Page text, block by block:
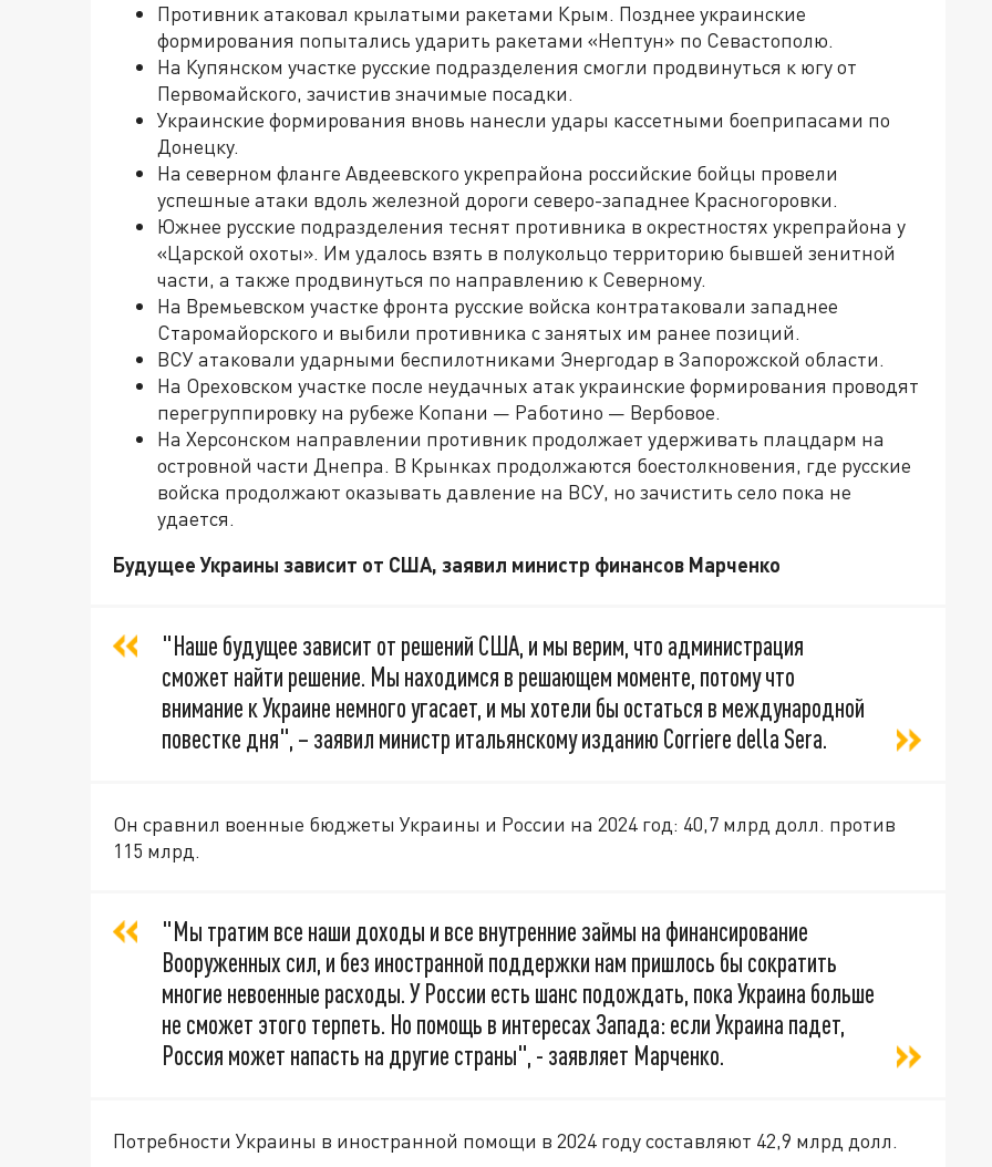
Противник атаковал крылатыми ракетами Крым. Позднее украинские
формирования попытались ударить ракетами «Нептун» по Севастополю.
На Купянском участке русские подразделения смогли продвинуться к югу от
Первомайского, зачистив значимые посадки.
Украинские формирования вновь нанесли удары кассетными боеприпасами по
Донецку.
На северном фланге Авдеевского укрепрайона российские бойцы провели
успешные атаки вдоль железной дороги северо-западнее Красногоровки.
Южнее русские подразделения теснят противника в окрестностях укрепрайона у
«Царской охоты». Им удалось взять в полукольцо территорию бывшей зенитной
части, а также продвинуться по направлению к Северному.
На Времьевском участке фронта русские войска контратаковали западнее
Старомайорского и выбили противника с занятых им ранее позиций.
ВСУ атаковали ударными беспилотниками Энергодар в Запорожской области.
На Ореховском участке после неудачных атак украинские формирования проводят
перегруппировку на рубеже Копани — Работино — Вербовое.
На Херсонском направлении противник продолжает удерживать плацдарм на
островной части Днепра. В Крынках продолжаются боестолкновения, где русские
войска продолжают оказывать давление на ВСУ, но зачистить село пока не
удается.
Будущее Украины зависит от США, заявил министр финансов Марченко
"Наше будущее зависит от решений США, и мы верим, что администрация
сможет найти решение. Мы находимся в решающем моменте, потому что
внимание к Украине немного угасает, и мы хотели бы остаться в международной
повестке дня", – заявил министр итальянскому изданию Corriere della Sera.
Он сравнил военные бюджеты Украины и России на 2024 год: 40,7 млрд долл. против
115 млрд.
"Мы тратим все наши доходы и все внутренние займы на финансирование
Вооруженных сил, и без иностранной поддержки нам пришлось бы сократить
многие невоенные расходы. У России есть шанс подождать, пока Украина больше
не сможет этого терпеть. Но помощь в интересах Запада: если Украина падет,
Россия может напасть на другие страны", - заявляет Марченко.
Потребности Украины в иностранной помощи в 2024 году составляют 42,9 млрд долл.